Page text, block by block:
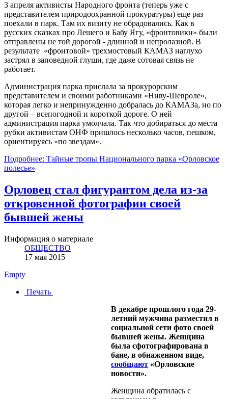
3 апреля активисты Народного фронта (теперь уже с
представителем природоохранной прокуратуры) еще раз
поехали в парк. Там их визиту не обрадовались. Как в
русских сказках про Лешего и Бабу Ягу, «фронтовики» были
отправлены не той дорогой - длинной и непролазной. В
результате «фронтовой» трехмостовый КАМАЗ наглухо
застрял в заповедной глуши, где даже сотовая связь не
работает.
Администрация парка прислала за прокурорским
представителем и своими работниками «Ниву-Шевроле»,
которая легко и непринужденно добралась до КАМАЗа, но по
другой – всепогодной и короткой дороге. О ней
администрация парка умолчала. Так что добираться до места
рубки активистам ОНФ пришлось несколько часов, пешком,
ориентируясь «по звездам».
Подробнее: Тайные тропы Национального парка «Орловское
полесье»
Орловец стал фигурантом дела из-за
откровенной фотографии своей
бывшей жены
Информация о материале
ОБЩЕСТВО
17 мая 2015
Empty
Печать
В декабре прошлого года 29-
летний мужчина разместил в
социальной сети фото своей
бывшей жены. Женщина
была сфотографирована в
бане, в обнаженном виде,
сообщают «Орловские
новости».
Женщина обратилась с